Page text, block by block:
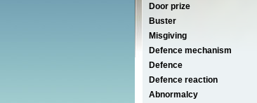
Door prize
Buster
Misgiving
Defence mechanism
Defence
Defence reaction
Abnormalcy